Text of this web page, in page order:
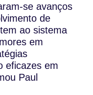
se avanços
de
ao sistema
em
eficazes em
Paul